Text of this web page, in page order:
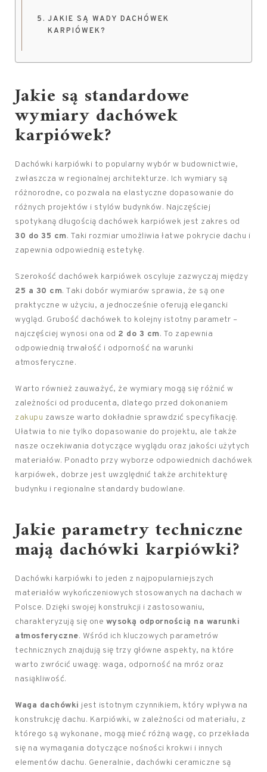
JAKIE SĄ WADY DACHÓWEK
KARPIÓWEK?
Jakie są standardowe
wymiary dachówek
karpiówek?
Dachówki karpiówki to popularny wybór w budownictwie,
zwłaszcza w regionalnej architekturze. Ich wymiary są
różnorodne, co pozwala na elastyczne dopasowanie do
różnych projektów i stylów budynków. Najczęściej
spotykaną długością dachówek karpiówek jest zakres od
30 do 35 cm. Taki rozmiar umożliwia łatwe pokrycie dachu i
zapewnia odpowiednią estetykę.
Szerokość dachówek karpiówek oscyluje zazwyczaj między
25 a 30 cm. Taki dobór wymiarów sprawia, że są one
praktyczne w użyciu, a jednocześnie oferują elegancki
wygląd. Grubość dachówek to kolejny istotny parametr –
najczęściej wynosi ona od 2 do 3 cm. To zapewnia
odpowiednią trwałość i odporność na warunki
atmosferyczne.
Warto również zauważyć, że wymiary mogą się różnić w
zależności od producenta, dlatego przed dokonaniem
zakupu zawsze warto dokładnie sprawdzić specyfikację.
Ułatwia to nie tylko dopasowanie do projektu, ale także
nasze oczekiwania dotyczące wyglądu oraz jakości użytych
materiałów. Ponadto przy wyborze odpowiednich dachówek
karpiówek, dobrze jest uwzględnić także architekturę
budynku i regionalne standardy budowlane.
Jakie parametry techniczne
mają dachówki karpiówki?
Dachówki karpiówki to jeden z najpopularniejszych
materiałów wykończeniowych stosowanych na dachach w
Polsce. Dzięki swojej konstrukcji i zastosowaniu,
charakteryzują się one wysoką odpornością na warunki
atmosferyczne. Wśród ich kluczowych parametrów
technicznych znajdują się trzy główne aspekty, na które
warto zwrócić uwagę: waga, odporność na mróz oraz
nasiąkliwość.
Waga dachówki jest istotnym czynnikiem, który wpływa na
konstrukcję dachu. Karpiówki, w zależności od materiału, z
którego są wykonane, mogą mieć różną wagę, co przekłada
się na wymagania dotyczące nośności krokwi i innych
elementów dachu. Generalnie, dachówki ceramiczne są